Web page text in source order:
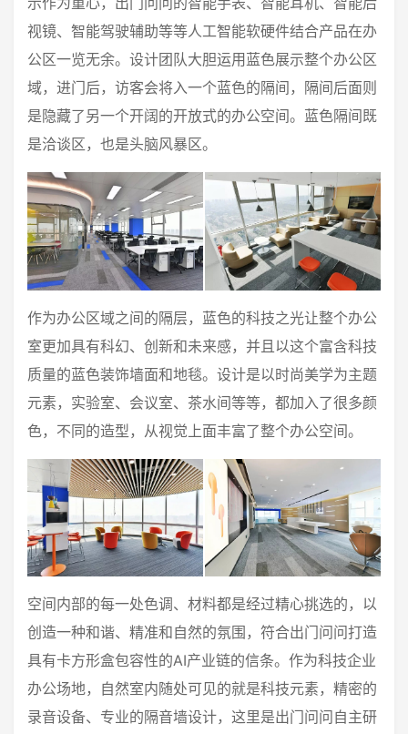
视镜、智能驾驶辅助等等人工智能软硬件结合产品在办
公区一览无余。设计团队大胆运用蓝色展示整个办公区
域，进门后，访客会将入一个蓝色的隔间，隔间后面则
是隐藏了另一个开阔的开放式的办公空间。蓝色隔间既
是洽谈区，也是头脑风暴区。
作为办公区域之间的隔层，蓝色的科技之光让整个办公
室更加具有科幻、创新和未来感，并且以这个富含科技
质量的蓝色装饰墙面和地毯。设计是以时尚美学为主题
元素，实验室、会议室、茶水间等等，都加入了很多颜
色，不同的造型，从视觉上面丰富了整个办公空间。
空间内部的每一处色调、材料都是经过精心挑选的，以
创造一种和谐、精准和自然的氛围，符合出门问问打造
具有卡方形盒包容性的AI产业链的信条。作为科技企业
办公场地，自然室内随处可见的就是科技元素，精密的
录音设备、专业的隔音墙设计，这里是出门问问自主研